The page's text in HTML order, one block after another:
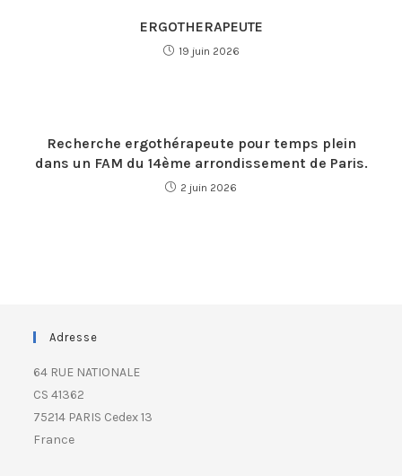
ERGOTHERAPEUTE
19 juin 2026
Recherche ergothérapeute pour temps plein
dans un FAM du 14ème arrondissement de Paris.
2 juin 2026
Adresse
64 RUE NATIONALE
CS 41362
75214 PARIS Cedex 13
France